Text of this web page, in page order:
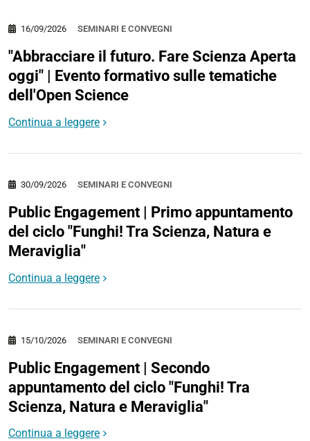
SEMINARI E CONVEGNI
16/09/2026
"Abbracciare il futuro. Fare Scienza Aperta
oggi" | Evento formativo sulle tematiche
dell'Open Science
Continua a leggere
SEMINARI E CONVEGNI
30/09/2026
Public Engagement | Primo appuntamento
del ciclo "Funghi! Tra Scienza, Natura e
Meraviglia"
Continua a leggere
SEMINARI E CONVEGNI
15/10/2026
Public Engagement | Secondo
appuntamento del ciclo "Funghi! Tra
Scienza, Natura e Meraviglia"
Continua a leggere